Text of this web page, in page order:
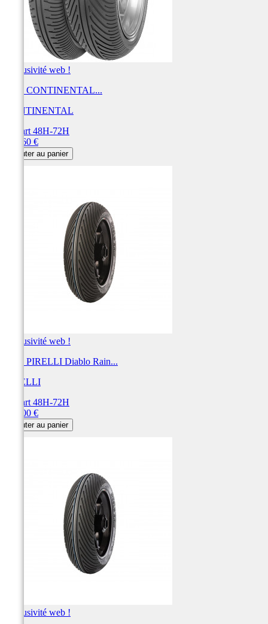
Exclusivité web !
Pneu CONTINENTAL...
CONTINENTAL
Départ 48H-72H
399,60 €
Ajouter au panier
Exclusivité web !
Pneu PIRELLI Diablo Rain...
PIRELLI
Départ 48H-72H
387,00 €
Ajouter au panier
Exclusivité web !